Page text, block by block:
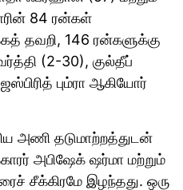
84 ரன்கள்
தவறி, 146 ரன்களுக்கு
(2-30), குல்தீப்
பும்ரா ஆகியோர்
அணி தடுமாற்றத்துடன்
அபிஷேக் ஷர்மா மற்றும்
சீக்கிரமே இழந்தது. ஒரு